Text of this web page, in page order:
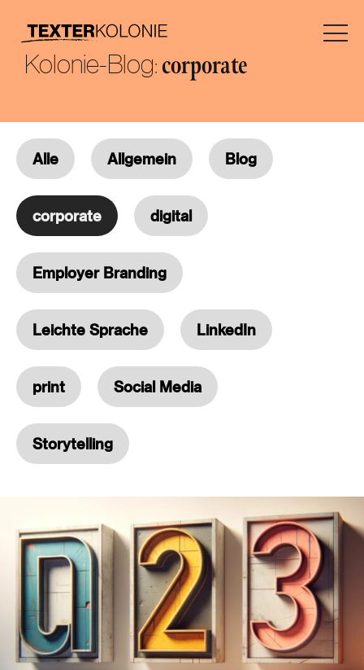
Kolonie-Blog:corporate
Alle Allgemein Blog
corporate digital
Employer Branding
Leichte Sprache LinkedIn
print Social Media
Storytelling